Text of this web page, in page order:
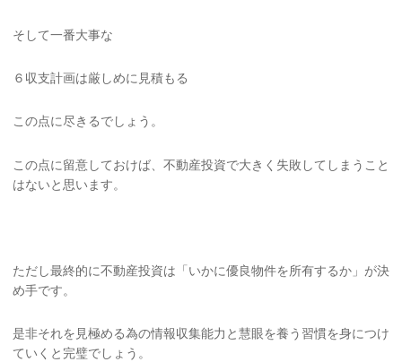
そして一番大事な
６収支計画は厳しめに見積もる
この点に尽きるでしょう。
この点に留意しておけば、不動産投資で大きく失敗してしまうこと
はないと思います。
ただし最終的に不動産投資は「いかに優良物件を所有するか」が決
め手です。
是非それを見極める為の情報収集能力と慧眼を養う習慣を身につけ
ていくと完璧でしょう。